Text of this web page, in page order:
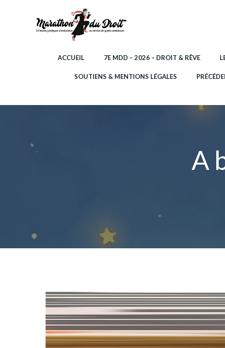
ACCUEIL 7E MDD – 2026 – DROIT & RÊVE
SOUTIENS & MENTIONS LÉGALES
A